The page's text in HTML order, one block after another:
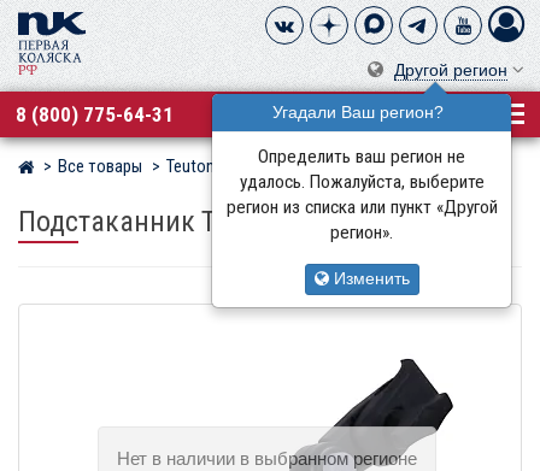
Другой регион
Угадали Ваш регион?
Определить ваш регион не
удалось. Пожалуйста, выберите
регион из списка или пункт «Другой
регион».
Изменить
8 (800) 775-64-31
Магазин детских колясок
Все товары Teutonia
Подстаканник Teutoniaдля коляски Trio